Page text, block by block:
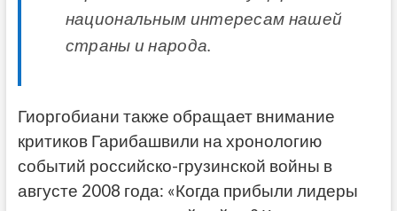
национальным интересам нашей
страны и народа.
Гиоргобиани также обращает внимание
критиков Гарибашвили на хронологию
событий российско-грузинской войны в
августе 2008 года: «Когда прибыли лидеры